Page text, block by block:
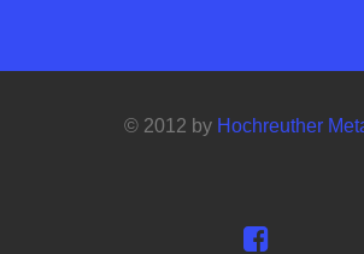
© 2012 by Hochreuther